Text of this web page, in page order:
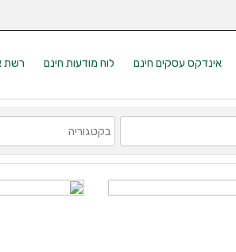
רשת לוח מודעות חינם אינדקס עסקים חינם